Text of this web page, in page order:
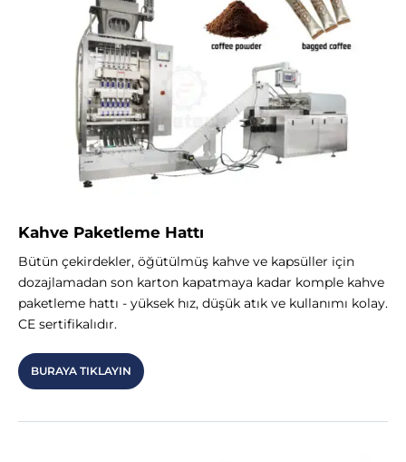
Kahve Paketleme Hattı
Bütün çekirdekler, öğütülmüş kahve ve kapsüller için
dozajlamadan son karton kapatmaya kadar komple kahve
paketleme hattı - yüksek hız, düşük atık ve kullanımı kolay.
CE sertifikalıdır.
BURAYA TIKLAYIN